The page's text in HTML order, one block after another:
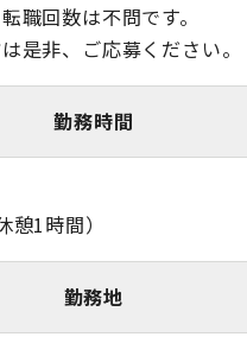
職回数は不問です。
是非、ご応募ください。
勤務時間
1時間）
勤務地